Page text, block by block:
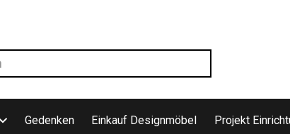
Gedenken Einkauf Designmöbel Projekt